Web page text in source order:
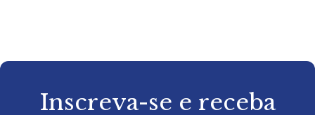
Inscreva-se e receba